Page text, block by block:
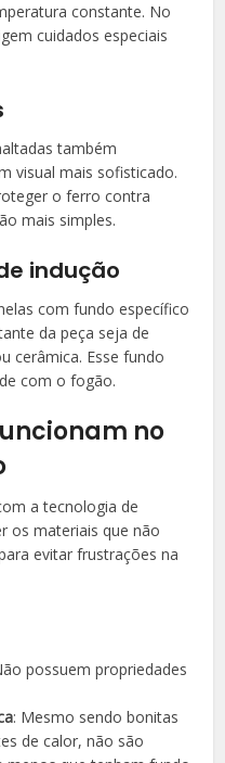
constante. No
cuidados especiais
também
visual mais sofisticado.
o ferro contra
mais simples.
indução
com fundo específico
da peça seja de
cerâmica. Esse fundo
com o fogão.
no
a tecnologia de
os materiais que não
evitar frustrações na
possuem propriedades
: Mesmo sendo bonitas
de calor, não são